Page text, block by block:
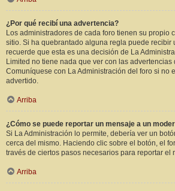
¿Por qué recibí una advertencia?
Los administradores de cada foro tienen su propio
sitio. Si ha quebrantado alguna regla puede recibir
recuerde que esta es una decisión de La
Limited no tiene nada que ver con las advertencias
Comuníquese con La Administración del foro si no
advertido.
Arriba
¿Cómo se puede reportar un mensaje a un
Si La Administración lo permite, debería ver un
cerca del mismo. Haciendo clic sobre el botón, el
través de ciertos pasos necesarios para reportar el
Arriba